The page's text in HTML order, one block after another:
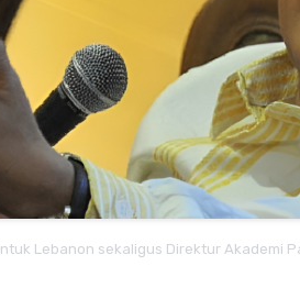
Lebanon sekaligus Direktur Akademi